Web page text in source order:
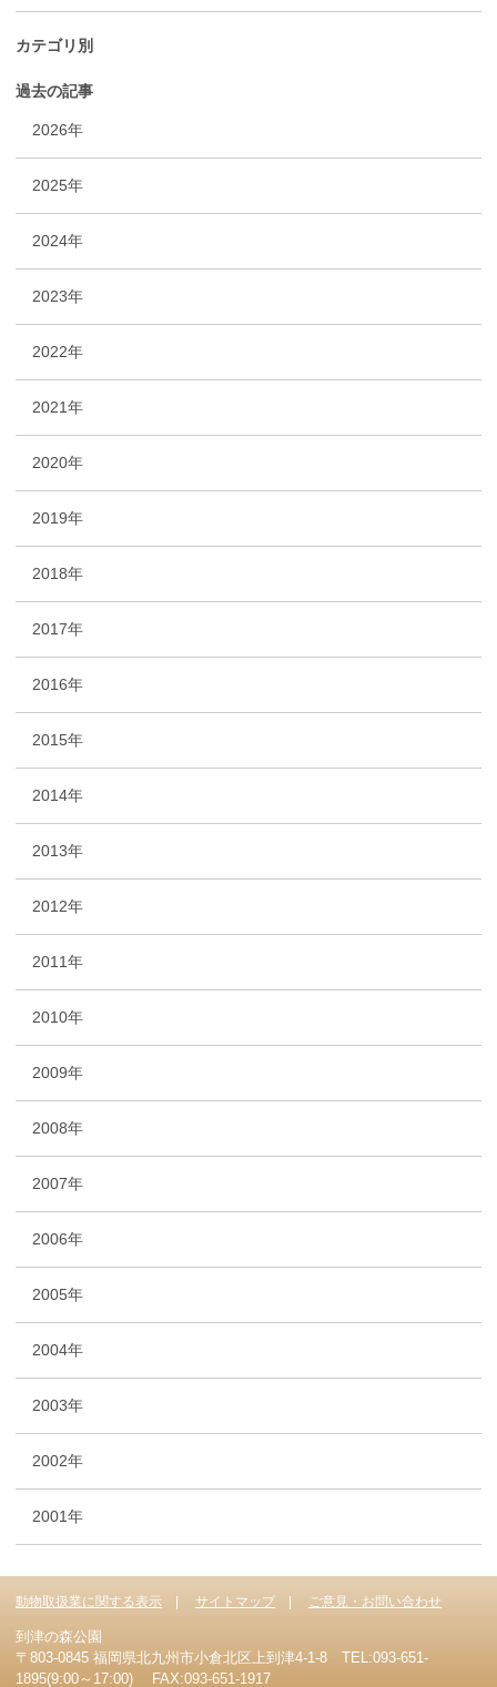
カテゴリ別
過去の記事
2026年
2025年
2024年
2023年
2022年
2021年
2020年
2019年
2018年
2017年
2016年
2015年
2014年
2013年
2012年
2011年
2010年
2009年
2008年
2007年
2006年
2005年
2004年
2003年
2002年
2001年
動物取扱業に関する表示 サイトマップ ご意見・お問い合わせ
到津の森公園
〒803-0845 福岡県北九州市小倉北区上到津4-1-8 TEL:093-651-
1895(9:00～17:00) FAX:093-651-1917